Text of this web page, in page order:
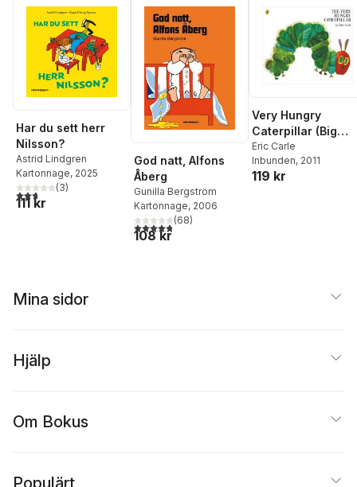
Har du sett herr
Nilsson?
Astrid Lindgren
Kartonnage, 2025
2,7utav 5 stjärnor. Totalt antal röster:
(3)
111 kr
God natt, Alfons
Åberg
Gunilla Bergström
Kartonnage, 2006
4,8utav 5 stjärnor. Totalt antal röster:
(68)
108 kr
Very Hungry
Caterpillar (Big
Board Book)
Eric Carle
Inbunden, 2011
119 kr
Mina sidor
Hjälp
Om Bokus